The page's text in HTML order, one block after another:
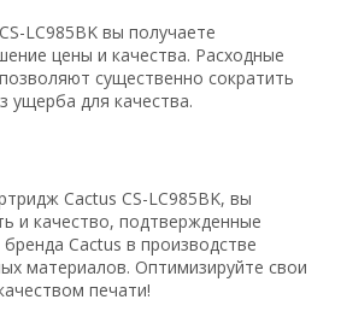
LC985BK вы получаете
цены и качества. Расходные
существенно сократить
ущерба для качества.
Cactus CS-LC985BK, вы
и качество, подтвержденные
Cactus в производстве
материалов. Оптимизируйте свои
печати!